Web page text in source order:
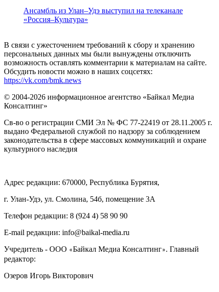
Ансамбль из Улан–Удэ выступил на телеканале
«Россия–Культура»
В связи с ужесточением требований к сбору и хранению
персональных данных мы были вынуждены отключить
возможность оставлять комментарии к материалам на сайте.
Обсудить новости можно в наших соцсетях:
https://vk.com/bmk.news
© 2004-2026 информационное агентство «Байкал Медиа
Консалтинг»
Св-во о регистрации СМИ Эл № ФС 77-22419 от 28.11.2005 г.
выдано Федеральной службой по надзору за соблюдением
законодательства в сфере массовых коммуникаций и охране
культурного наследия
Адрес редакции: 670000, Республика Бурятия,
г. Улан-Удэ, ул. Смолина, 54б, помещение 3А
Телефон редакции: ‎‎8 (924 4) 58 90 90
E-mail редакции: info@baikal-media.ru
Учредитель - ООО «Байкал Медиа Консалтинг». Главный
редактор:
Озеров Игорь Викторович